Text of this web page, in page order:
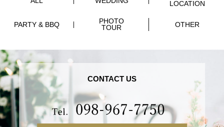
LOCATION
PARTY & BBQ
PHOTO
TOUR
OTHER
CONTACT US